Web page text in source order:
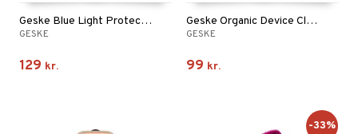
Geske Blue Light Protection Serum
GESKE
129 kr.
Geske Organic Device Cleanser
GESKE
99 kr.
-33%